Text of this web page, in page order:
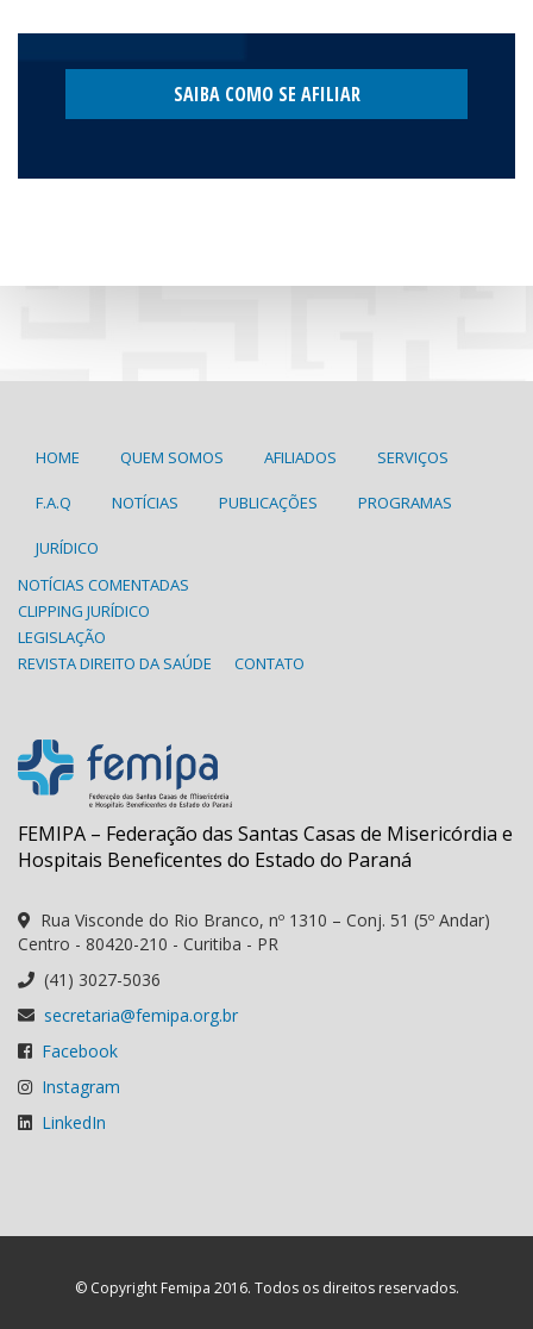
SAIBA COMO SE AFILIAR
HOME QUEM SOMOS AFILIADOS SERVIÇOS
F.A.Q NOTÍCIAS PUBLICAÇÕES PROGRAMAS
JURÍDICO
NOTÍCIAS COMENTADAS
CLIPPING JURÍDICO
LEGISLAÇÃO
REVISTA DIREITO DA SAÚDE
CONTATO
FEMIPA – Federação das Santas Casas de Misericórdia e
Hospitais Beneficentes do Estado do Paraná
Rua Visconde do Rio Branco, nº 1310 – Conj. 51 (5º Andar)
Centro - 80420-210 - Curitiba - PR
(41) 3027-5036
secretaria@femipa.org.br
Facebook
Instagram
LinkedIn
© Copyright Femipa 2016. Todos os direitos reservados.